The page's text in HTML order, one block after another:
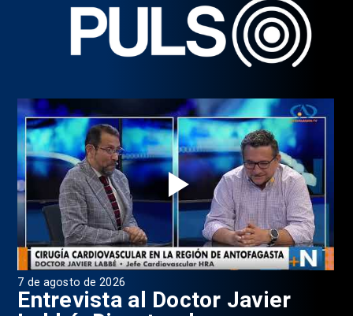
7 de agosto de 2026
Entrevista al Doctor Javier